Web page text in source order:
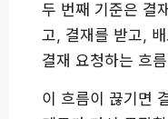
두 번째 기준은 결
고, 결재를 받고,
결재 요청하는 흐
이 흐름이 끊기면